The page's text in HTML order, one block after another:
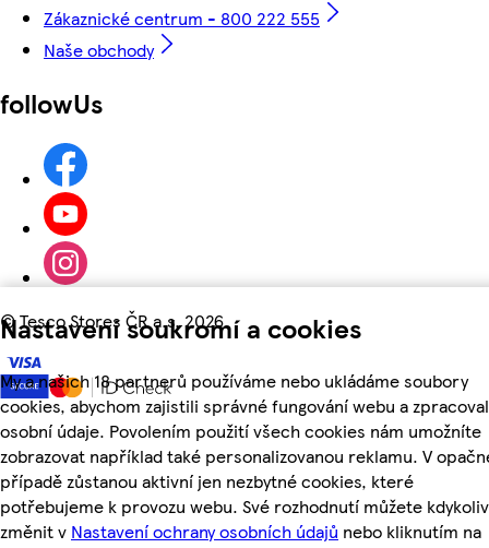
Nastavení soukromí a cookies
My a našich 18 partnerů používáme nebo ukládáme soubory
cookies, abychom zajistili správné fungování webu a
osobní údaje. Povolením použití všech cookies nám umožníte
zobrazovat například také personalizovanou reklamu. V
případě zůstanou aktivní jen nezbytné cookies, které
potřebujeme k provozu webu. Své rozhodnutí můžete kdykoliv
změnit v Nastavení ochrany osobních údajů nebo kliknutím na
Zákaznické centrum - 800 222 555
Naše obchody
followUs
©Tesco Stores ČR a.s. 2026